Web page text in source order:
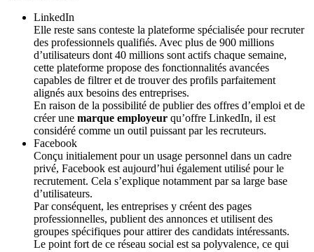
LinkedIn
Elle reste sans conteste la plateforme spécialisée pour recruter
des professionnels qualifiés. Avec plus de 900 millions
d’utilisateurs dont 40 millions sont actifs chaque semaine,
cette plateforme propose des fonctionnalités avancées
capables de filtrer et de trouver des profils parfaitement
alignés aux besoins des entreprises.
En raison de la possibilité de publier des offres d’emploi et de
créer une marque employeur qu’offre LinkedIn, il est
considéré comme un outil puissant par les recruteurs.
Facebook
Conçu initialement pour un usage personnel dans un cadre
privé, Facebook est aujourd’hui également utilisé pour le
recrutement. Cela s’explique notamment par sa large base
d’utilisateurs.
Par conséquent, les entreprises y créent des pages
professionnelles, publient des annonces et utilisent des
groupes spécifiques pour attirer des candidats intéressants.
Le point fort de ce réseau social est sa polyvalence, ce qui